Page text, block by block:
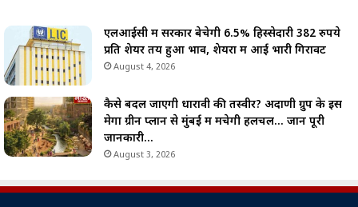
एलआईसी में सरकार बेचेगी 6.5% हिस्सेदारी 382 रुपये
प्रति शेयर तय हुआ भाव, शेयरों में आई भारी गिरावट
August 4, 2026
कैसे बदल जाएगी धारावी की तस्वीर? अदाणी ग्रुप के इस
मेगा ग्रीन प्लान से मुंबई में मचेगी हलचल… जानें पूरी
जानकारी…
August 3, 2026